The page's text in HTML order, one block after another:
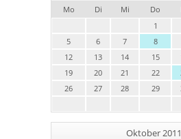
Mo Di Mi Do
1
5
6 7 8
12
13 14 15
19
20 21 22
26
27 28 29
Oktober 2011